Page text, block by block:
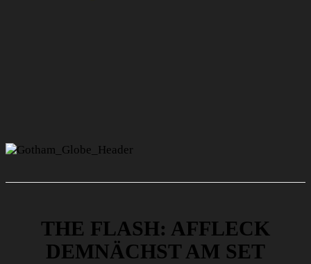
THE FLASH: AFFLECK
DEMNÄCHST AM SET